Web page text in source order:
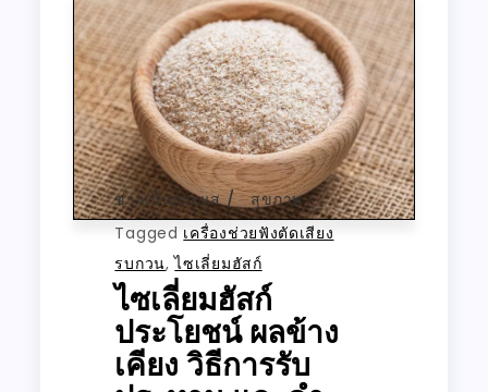
ข่าวเป็นกระแส ,
สุขภาพ
Tagged เครื่องช่วยฟังตัดเสียง
รบกวน,ไซเลี่ยมฮัสก์
ไซเลี่ยมฮัสก์
ประโยชน์ ผลข้าง
เคียง วิธีการรับ